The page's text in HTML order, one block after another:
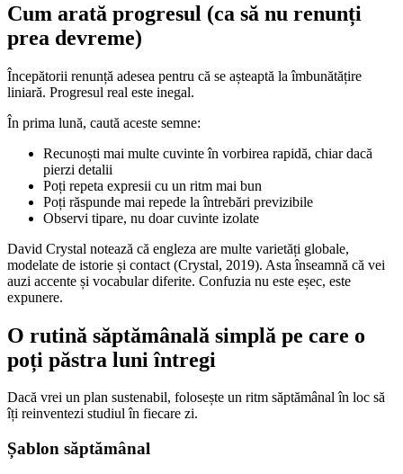
Cum arată progresul (ca să nu renunți
prea devreme)
Începătorii renunță adesea pentru că se așteaptă la îmbunătățire
liniară. Progresul real este inegal.
În prima lună, caută aceste semne:
Recunoști mai multe cuvinte în vorbirea rapidă, chiar dacă
pierzi detalii
Poți repeta expresii cu un ritm mai bun
Poți răspunde mai repede la întrebări previzibile
Observi tipare, nu doar cuvinte izolate
David Crystal notează că engleza are multe varietăți globale,
modelate de istorie și contact (Crystal, 2019). Asta înseamnă că vei
auzi accente și vocabular diferite. Confuzia nu este eșec, este
expunere.
O rutină săptămânală simplă pe care o
poți păstra luni întregi
Dacă vrei un plan sustenabil, folosește un ritm săptămânal în loc să
îți reinventezi studiul în fiecare zi.
Șablon săptămânal